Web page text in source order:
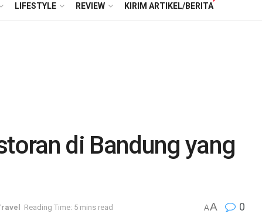
LIFESTYLE REVIEW KIRIM ARTIKEL/BERITA
di Bandung yang
Reading Time: 5 mins read AA 0